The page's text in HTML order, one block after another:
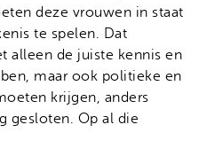
deze vrouwen in staat
te spelen. Dat
alleen de juiste kennis en
maar ook politieke en
krijgen, anders
gesloten. Op al die